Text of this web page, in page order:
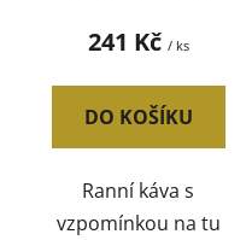
241 Kč / ks
DO KOŠÍKU
Ranní káva s
vzpomínkou na tu